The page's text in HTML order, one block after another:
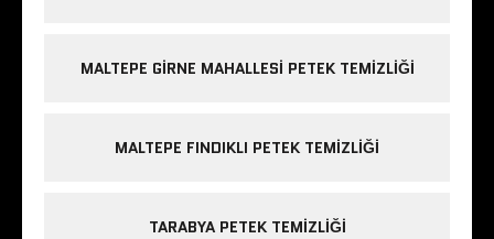
MALTEPE GIRNE MAHALLESI PETEK TEMIZLIĞI
MALTEPE FINDIKLI PETEK TEMIZLIĞI
TARABYA PETEK TEMIZLIĞI